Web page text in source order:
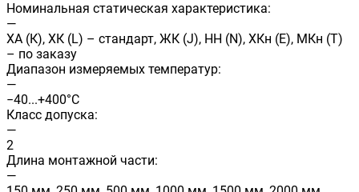
Номинальная статическая характеристика:
—
ХА (К), ХК (L) – стандарт, ЖК (J), НН (N), ХКн (E), МКн (Т)
– по заказу
Диапазон измеряемых температур:
—
−40...+400°С
Класс допуска:
—
2
Длина монтажной части:
—